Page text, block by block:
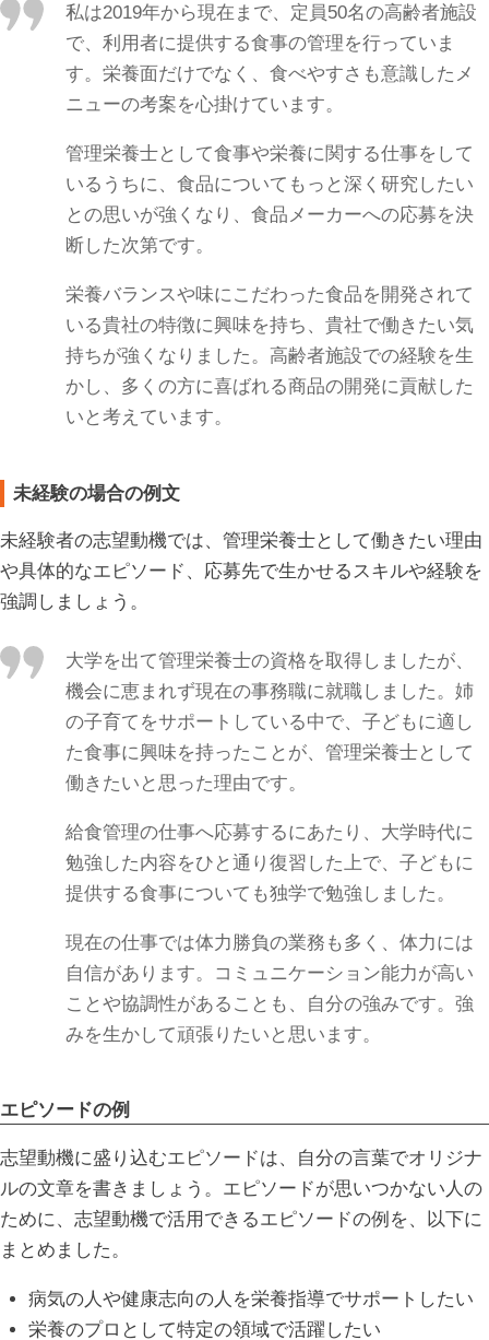
私は2019年から現在まで、定員50名の高齢者施設
で、利用者に提供する食事の管理を行っていま
す。栄養面だけでなく、食べやすさも意識したメ
ニューの考案を心掛けています。
管理栄養士として食事や栄養に関する仕事をして
いるうちに、食品についてもっと深く研究したい
との思いが強くなり、食品メーカーへの応募を決
断した次第です。
栄養バランスや味にこだわった食品を開発されて
いる貴社の特徴に興味を持ち、貴社で働きたい気
持ちが強くなりました。高齢者施設での経験を生
かし、多くの方に喜ばれる商品の開発に貢献した
いと考えています。
未経験の場合の例文
未経験者の志望動機では、管理栄養士として働きたい理由
や具体的なエピソード、応募先で生かせるスキルや経験を
強調しましょう。
大学を出て管理栄養士の資格を取得しましたが、
機会に恵まれず現在の事務職に就職しました。姉
の子育てをサポートしている中で、子どもに適し
た食事に興味を持ったことが、管理栄養士として
働きたいと思った理由です。
給食管理の仕事へ応募するにあたり、大学時代に
勉強した内容をひと通り復習した上で、子どもに
提供する食事についても独学で勉強しました。
現在の仕事では体力勝負の業務も多く、体力には
自信があります。コミュニケーション能力が高い
ことや協調性があることも、自分の強みです。 強
みを生かして頑張りたいと思います。
エピソードの例
志望動機に盛り込むエピソードは、自分の言葉でオリジナ
ルの文章を書きましょう。エピソードが思いつかない人の
ために、志望動機で活用できるエピソードの例を、以下に
まとめました。
病気の人や健康志向の人を栄養指導でサポートしたい
栄養のプロとして特定の領域で活躍したい